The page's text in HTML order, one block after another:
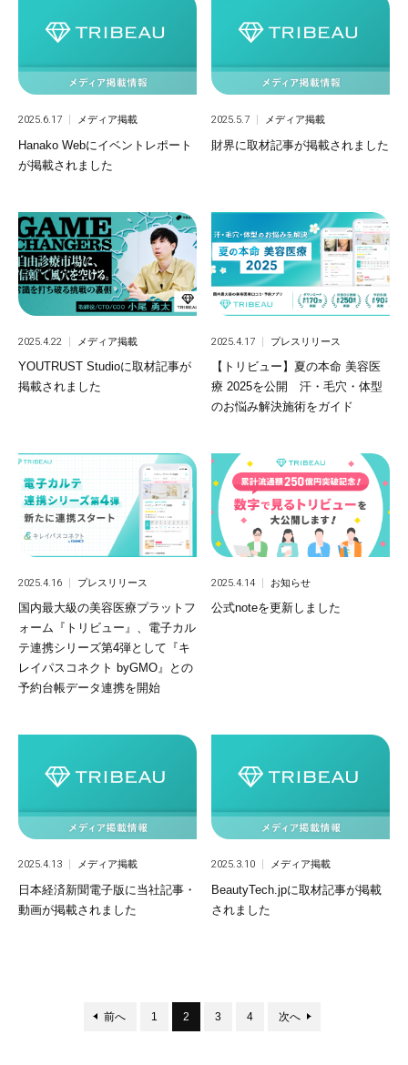
2025.6.17 メディア掲載
Hanako Webにイベントレポート
が掲載されました
2025.5.7 メディア掲載
財界に取材記事が掲載されました
2025.4.22 メディア掲載
YOUTRUST Studioに取材記事が
掲載されました
2025.4.17 プレスリリース
【トリビュー】夏の本命 美容医
療 2025を公開 汗・毛穴・体型
のお悩み解決施術をガイド
2025.4.16 プレスリリース
国内最大級の美容医療プラットフ
ォーム『トリビュー』、電子カル
テ連携シリーズ第4弾として『キ
レイパスコネクト byGMO』との
予約台帳データ連携を開始
2025.4.14 お知らせ
公式noteを更新しました
2025.4.13 メディア掲載
日本経済新聞電子版に当社記事・
動画が掲載されました
2025.3.10 メディア掲載
BeautyTech.jpに取材記事が掲載
されました
前へ 1 2 3 4 次へ